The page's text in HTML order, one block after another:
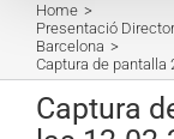
Home
Presentació
Barcelona
Captura de pantalla
Captura